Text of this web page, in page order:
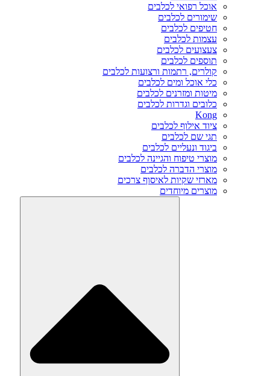
אוכל רפואי לכלבים
שימורים לכלבים
חטיפים לכלבים
עצמות לכלבים
צעצועים לכלבים
תוספים לכלבים
קולרים, רתמות ורצועות לכלבים
כלי אוכל ומים לכלבים
מיטות ומזרנים לכלבים
כלובים וגדרות לכלבים
Kong
ציוד אילוף לכלבים
תגי שם לכלבים
ביגוד ונעליים לכלבים
מוצרי טיפוח והגיינה לכלבים
מוצרי הדברה לכלבים
מארזי שקיות לאיסוף צרכים
מוצרים מיוחדים